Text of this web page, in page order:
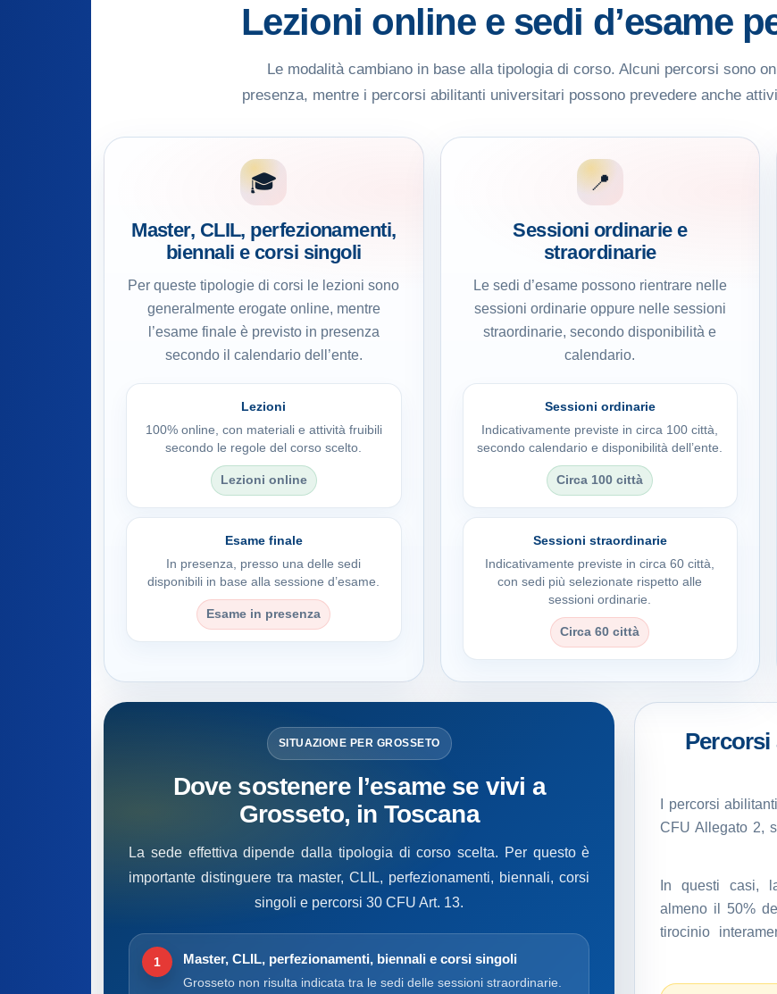
Lezioni online e sedi d’esame
Le modalità cambiano in base alla tipologia di corso. Alcuni percorsi sono
presenza, mentre i percorsi abilitanti universitari possono prevedere anche
🎓
Master, CLIL, perfezionamenti,
biennali e corsi singoli
Per queste tipologie di corsi le lezioni sono
generalmente erogate online, mentre
l’esame finale è previsto in presenza
secondo il calendario dell’ente.
Lezioni
100% online, con materiali e attività fruibili
secondo le regole del corso scelto.
Lezioni online
Esame finale
In presenza, presso una delle sedi
disponibili in base alla sessione d’esame.
Esame in presenza
📍
Sessioni ordinarie e
straordinarie
Le sedi d’esame possono rientrare nelle
sessioni ordinarie oppure nelle sessioni
straordinarie, secondo disponibilità e
calendario.
Sessioni ordinarie
Indicativamente previste in circa 100 città,
secondo calendario e disponibilità dell’ente.
Circa 100 città
Sessioni straordinarie
Indicativamente previste in circa 60 città,
con sedi più selezionate rispetto alle
sessioni ordinarie.
Circa 60 città
SITUAZIONE PER GROSSETO
Dove sostenere l’esame se vivi a
Grosseto, in Toscana
La sede effettiva dipende dalla tipologia di corso scelta. Per questo è
importante distinguere tra master, CLIL, perfezionamenti, biennali, corsi
singoli e percorsi 30 CFU Art. 13.
1 Master, CLIL, perfezionamenti, biennali e corsi singoli
Grosseto non risulta indicata tra le sedi delle sessioni straordinarie.
Percorsi
I percorsi
CFU Allegato 2,
In questi casi,
almeno il 50%
tirocinio